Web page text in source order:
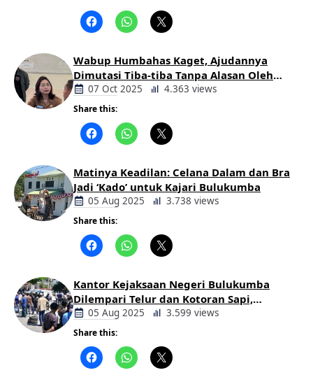
Wabup Humbahas Kaget, Ajudannya
Dimutasi Tiba-tiba Tanpa Alasan Oleh
Bupati
07 Oct 2025 4.363 views
Share this:
Matinya Keadilan: Celana Dalam dan Bra
Jadi ‘Kado’ untuk Kajari Bulukumba
05 Aug 2025 3.738 views
Share this:
Kantor Kejaksaan Negeri Bulukumba
Dilempari Telur dan Kotoran Sapi,
Keluarga Korban Lakalantas Tuntut
Keadilan
05 Aug 2025 3.599 views
Share this: